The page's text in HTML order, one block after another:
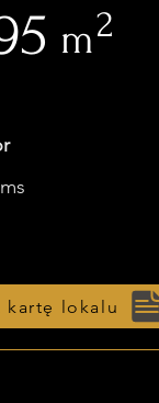
m2
kartę lokalu